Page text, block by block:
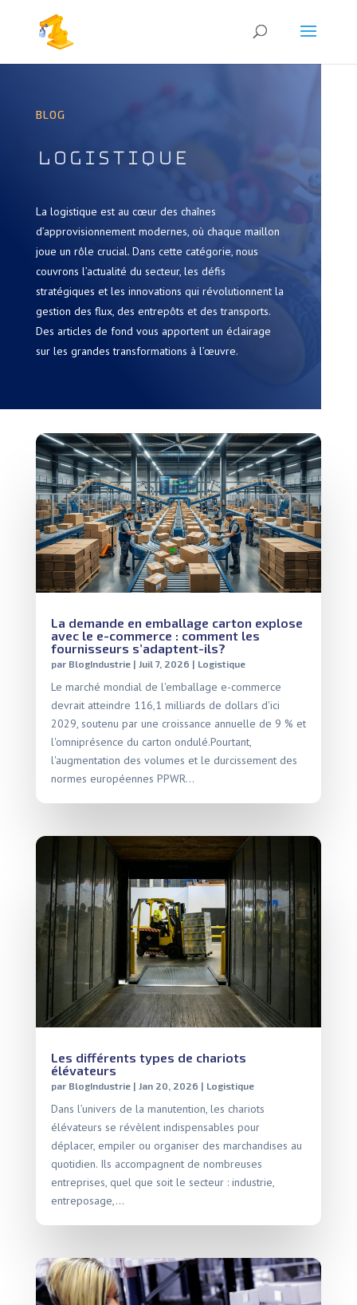
BLOG
Logistique
La logistique est au cœur des chaînes
d’approvisionnement modernes, où chaque maillon
joue un rôle crucial. Dans cette catégorie, nous
couvrons l’actualité du secteur, les défis
stratégiques et les innovations qui révolutionnent la
gestion des flux, des entrepôts et des transports.
Des articles de fond vous apportent un éclairage
sur les grandes transformations à l’œuvre.
La demande en emballage carton explose
avec le e-commerce : comment les
fournisseurs s’adaptent-ils?
par BlogIndustrie| Juil 7, 2026 | Logistique
Le marché mondial de l'emballage e-commerce
devrait atteindre 116,1 milliards de dollars d'ici
2029, soutenu par une croissance annuelle de 9 % et
l'omniprésence du carton ondulé.Pourtant,
l'augmentation des volumes et le durcissement des
normes européennes PPWR...
Les différents types de chariots
élévateurs
par BlogIndustrie| Jan 20, 2026 | Logistique
Dans l’univers de la manutention, les chariots
élévateurs se révèlent indispensables pour
déplacer, empiler ou organiser des marchandises au
quotidien. Ils accompagnent de nombreuses
entreprises, quel que soit le secteur : industrie,
entreposage,...